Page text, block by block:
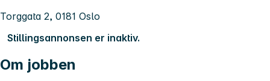
Torggata 2, 0181 Oslo
Stillingsannonsen er inaktiv.
Om jobben